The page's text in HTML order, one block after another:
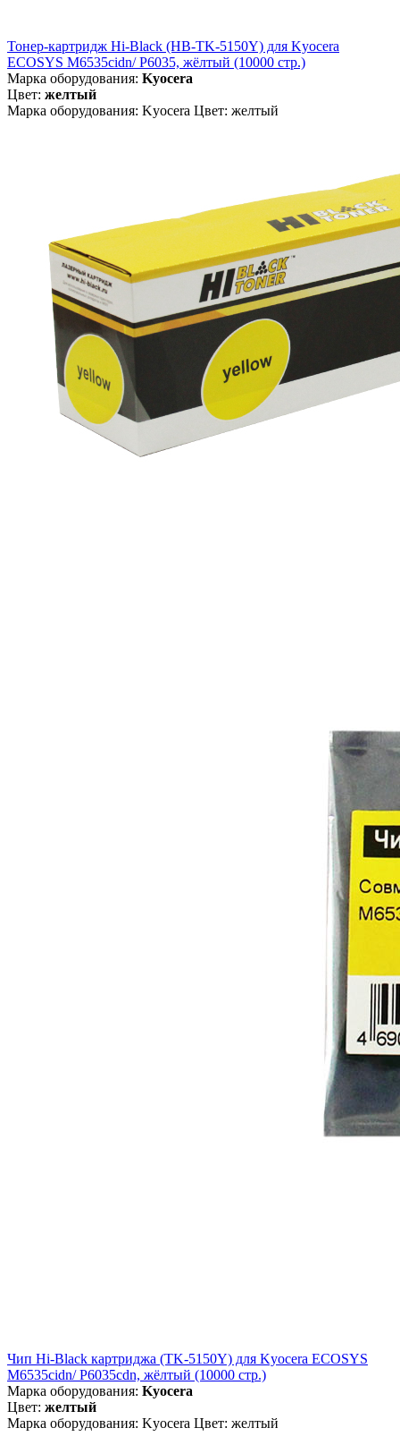
Тонер-картридж Hi-Black (HB-TK-5150Y) для Kyocera
ECOSYS M6535cidn/ P6035, жёлтый (10000 стр.)
Марка оборудования: Kyocera
Цвет: желтый
Марка оборудования: Kyocera Цвет: желтый
Чип Hi-Black картриджа (TK-5150Y) для Kyocera ECOSYS
M6535cidn/ P6035cdn, жёлтый (10000 стр.)
Марка оборудования: Kyocera
Цвет: желтый
Марка оборудования: Kyocera Цвет: желтый